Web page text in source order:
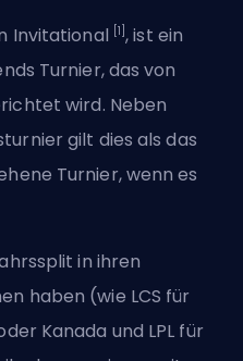
Invitational [1] , ist ein
Turnier, das von
wird. Neben
gilt dies als das
Turnier, wenn es
in ihren
haben (wie LCS für
Kanada und LPL für